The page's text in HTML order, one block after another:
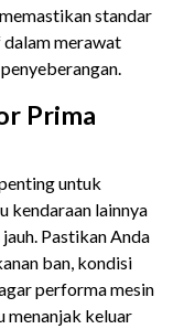
standar
merawat
Prima
untuk
kendaraan lainnya
Pastikan Anda
ban, kondisi
performa mesin
menanjak keluar